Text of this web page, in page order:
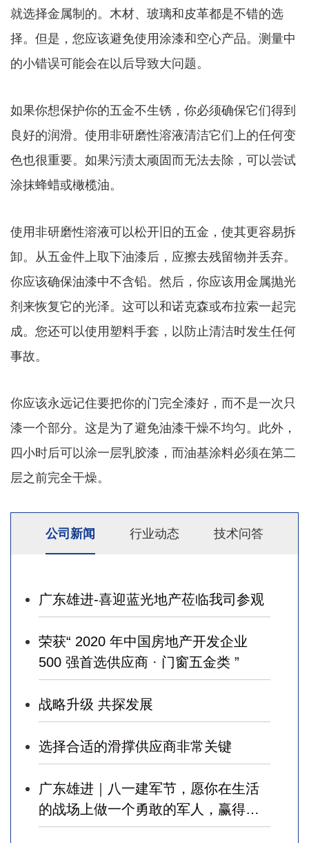
就选择金属制的。木材、玻璃和皮革都是不错的选
择。但是，您应该避免使用涂漆和空心产品。测量中
的小错误可能会在以后导致大问题。
如果你想保护你的五金不生锈，你必须确保它们得到
良好的润滑。使用非研磨性溶液清洁它们上的任何变
色也很重要。如果污渍太顽固而无法去除，可以尝试
涂抹蜂蜡或橄榄油。
使用非研磨性溶液可以松开旧的五金，使其更容易拆
卸。从五金件上取下油漆后，应擦去残留物并丢弃。
你应该确保油漆中不含铅。然后，你应该用金属抛光
剂来恢复它的光泽。这可以和诺克森或布拉索一起完
成。您还可以使用塑料手套，以防止清洁时发生任何
事故。
你应该永远记住要把你的门完全漆好，而不是一次只
漆一个部分。这是为了避免油漆干燥不均匀。此外，
四小时后可以涂一层乳胶漆，而油基涂料必须在第二
层之前完全干燥。
公司新闻 行业动态 技术问答
广东雄进-喜迎蓝光地产莅临我司参观
荣获“ 2020 年中国房地产开发企业
500 强首选供应商 · 门窗五金类 ”
战略升级 共探发展
选择合适的滑撑供应商非常关键
广东雄进｜八一建军节，愿你在生活
的战场上做一个勇敢的军人，赢得幸
福！